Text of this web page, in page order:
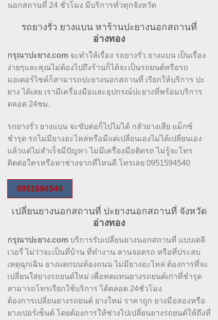
นอกสถานที่ 24 ชั่วโมง มีบริการทั่วทุกจังหวัด
รถยางรั่ว ยางแบน หาร้านปะยางนอกสถานที่
อ่างทอง
กรุณาปะยาง.com จะทำให้เรื่อง รถยางรั่ว ยางแบน เป็นเรื่อง
ง่ายๆและคุณไม่ต้องไปถึงร้านก็ได้จะเป็นรถยนต์หรือรถ
มอเตอร์ไซค์ก็สามารถปะยางนอกสถานที่ เรียกให้บริการ ปะ
ยาง ได้เลย เรามีเครื่องมือและอุปกรณ์ปะยางที่พร้อมบริการ
ตลอด 24ชม.
รถยางรั่ว ยางแบน จะขับต่อก็ไปไม่ได้ กลัวยางเสีย แม็กซ์
ชำรุด รถไม่มียางอะไหล่หรือมีแต่เปลี่ยนเองไม่ได้เปลี่ยนเอง
แล้วแต่ไม่สำเร็จมีปัญหา ไม่มีเครื่องมือติดรถ ไม่รู้จะโทร
ติดต่อใครหรือหาช่างจากที่ไหนดี โทรเลย 0951594540
0951594540
เปลี่ยนยางนอกสถานที่ ปะยางนอกสถานที่ จังหวัด
อ่างทอง
กรุณาปะยาง.com บริการรับเปลี่ยนยางนอกสถานที่ แบบเดลิ
เวอรี่ ไม่ว่าจะเป็นที่บ้าน ที่ทำงาน ลานจอดรถ หรือที่ประสบ
เหตุฉุกเฉิน ยางแตกบนท้องถนน ไม่มียางอะไหล่ ต้องการที่จะ
เปลี่ยนใส่ยางรถยนต์ใหม่ เพื่อทดแทนยางรถยนต์เก่าที่ชำรุด
สามารถโทรเรียกใช้บริการ ได้ตลอด 24ชั่วโมง
ต้องการเปลี่ยนยางรถยนต์ ยางใหม่ ราคาถูก ยางมือสองหรือ
ยางเปอร์เซ็นต์ โดยต้องการให้ช่างไปเปลี่ยนยางรถยนต์ให้ถึงที่